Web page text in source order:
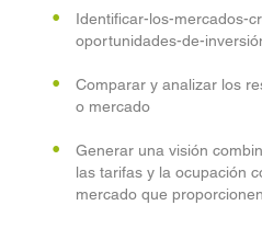
Identificar-los-mercados-
oportunidades-de-
Comparar y analizar los
o mercado
Generar una visión
las tarifas y la ocupación
mercado que